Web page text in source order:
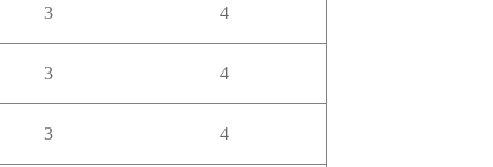
3 4
3 4
3 4